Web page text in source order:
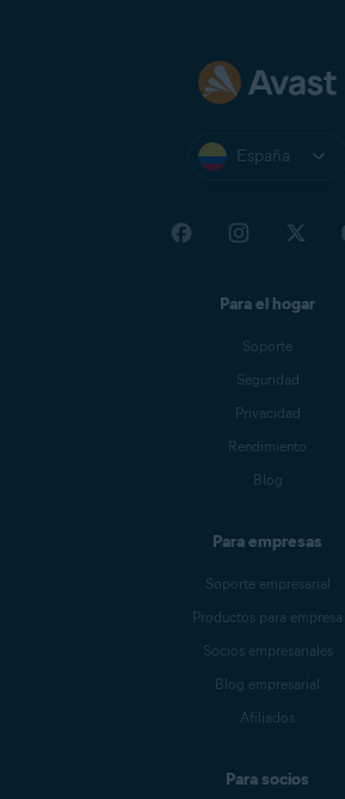
España
Para el hogar
Soporte
Seguridad
Privacidad
Rendimiento
Blog
Para empresas
Soporte empresarial
Productos para empresa
Socios empresariales
Blog empresarial
Afiliados
Para socios